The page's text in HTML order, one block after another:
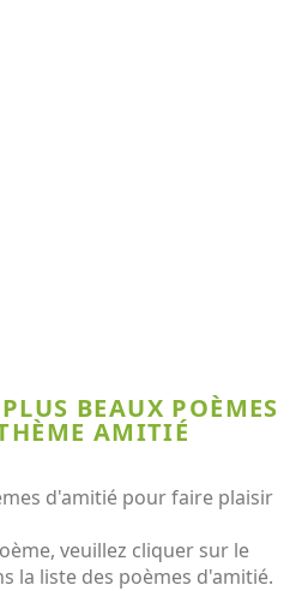
BEAUX POÈMES
AMITIÉ
d'amitié pour faire plaisir
veuillez cliquer sur le
la liste des poèmes d'amitié.